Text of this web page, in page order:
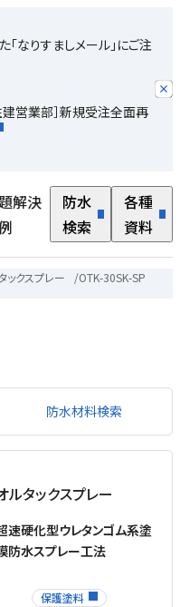
なりすましメール」にご注
建営業部］新規受注全面再
解決
防水
検索
各種
資料
ックスプレー /OTK-30SK-SP
防水材料検索
ルタックスプレー
速硬化型ウレタンゴム系塗
防水スプレー工法
保護塗料